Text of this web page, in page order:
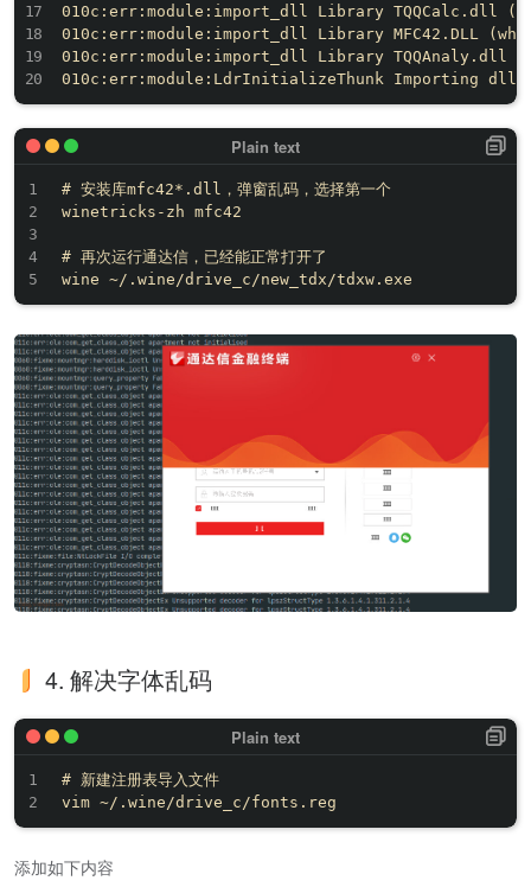
010c:err:module:import_dll Library TQQCalc.dll
010c:err:module:import_dll Library MFC42.DLL
010c:err:module:import_dll Library
# 安装库mfc42*.dll，弹窗乱码，选择第一个
winetricks-zh mfc42
# 再次运行通达信，已经能正常打开了
4. 解决字体乱码
# 新建注册表导入文件
添加如下内容